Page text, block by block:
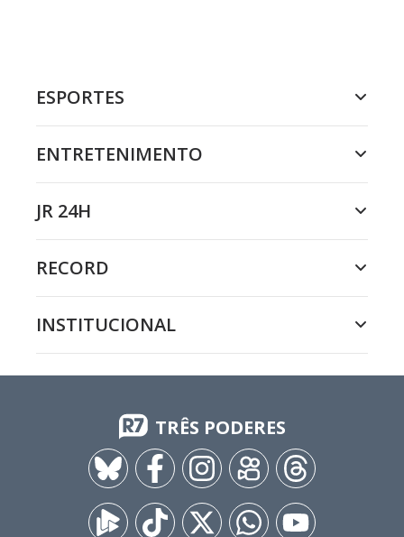
ESPORTES
ENTRETENIMENTO
JR 24H
RECORD
INSTITUCIONAL
TRÊS PODERES